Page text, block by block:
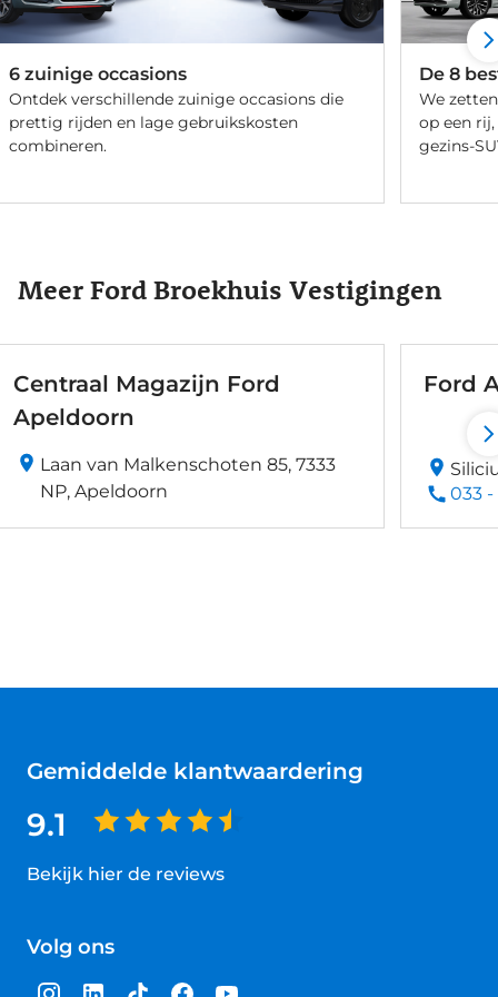
6 zuinige occasions
Ontdek verschillende zuinige occasions die
prettig rijden en lage gebruikskosten
combineren.
De 8
We
op een
gezins-
Meer Ford Broekhuis Vestigingen
Centraal Magazijn Ford
Apeldoorn
Laan van Malkenschoten 85, 7333
NP, Apeldoorn
Ford
033 -
Gemiddelde klantwaardering
9.1
Bekijk hier de reviews
van
sterren
Volg ons